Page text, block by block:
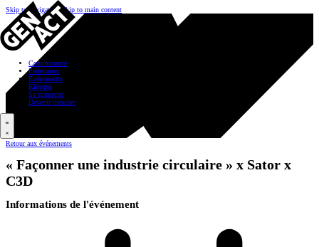
Skip to navigation Skip to main content
Communauté
Partenaires
Événements
Kiosque
Se connecter
Devenir membre
Retour aux événements
« Façonner une industrie circulaire » x Sator x
C3D
Informations de l'événement